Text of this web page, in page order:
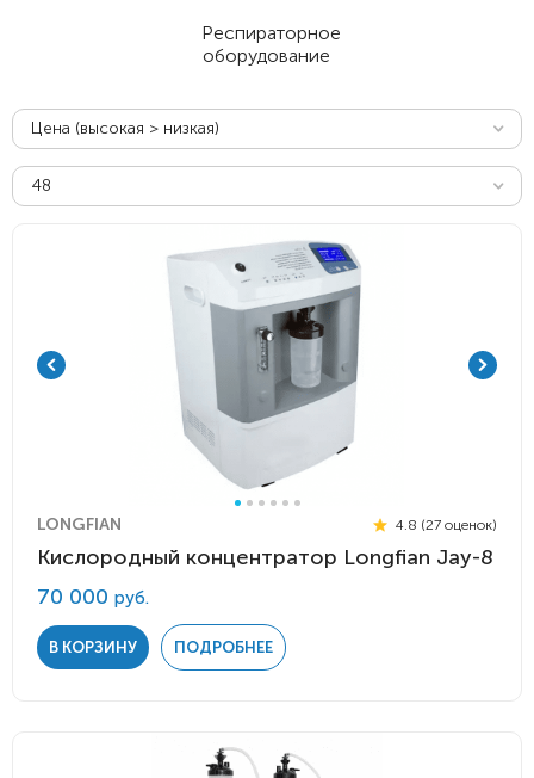
Респираторное
оборудование
Цена (высокая > низкая)
48
LONGFIAN 4.8 (27 оценок)
Кислородный концентратор Longfian Jay-8
70 000 руб.
В КОРЗИНУ ПОДРОБНЕЕ